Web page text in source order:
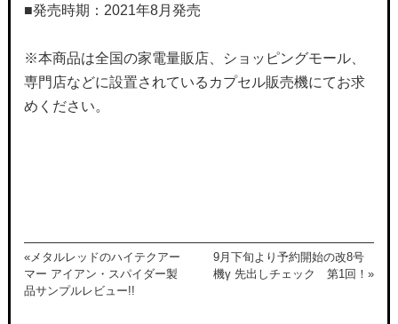
■発売時期：2021年8月発売
※本商品は全国の家電量販店、ショッピングモール、
専門店などに設置されているカプセル販売機にてお求
めください。
«メタルレッドのハイテクアー
マー アイアン・スパイダー製
品サンプルレビュー!!
9月下旬より予約開始の改8号
機γ 先出しチェック 第1回！»